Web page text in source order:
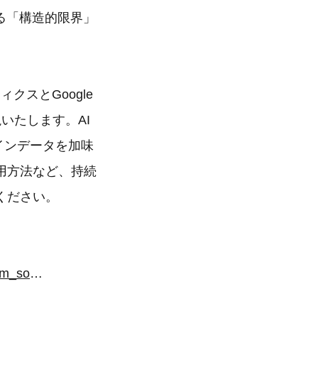
構造的限界」
クスとGoogle
たします。AI
データを加味
方法など、持続
さい。
https://googleanalytics360-suite.e-agency.co.jp/seminar/20260513_01?utm_source=valuepress&utm_medium=press&utm_campaign=20260513